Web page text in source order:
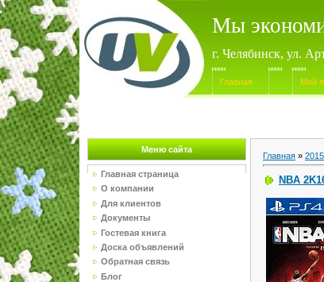
Мы
г. Челябинск, ул.
Главная Мой
Меню сайта
Главная страница
О компании
Для клиентов
Документы
Гостевая книга
Доска объявлений
Обратная связь
Блог
Главная » 2015
NBA